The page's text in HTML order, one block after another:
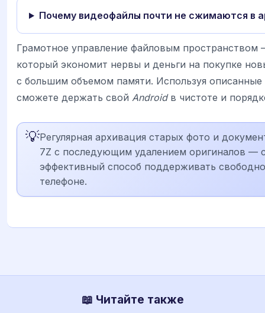
Почему видеофайлы почти не сжимаются в
Грамотное управление файловым пространством
который экономит нервы и деньги на покупке
с большим объемом памяти. Используя
сможете держать свой Androidв чистоте и
💡Регулярная архивация старых фото и
7Z с последующим удалением оригиналов —
эффективный способ поддерживать
телефоне.
📖 Читайте также